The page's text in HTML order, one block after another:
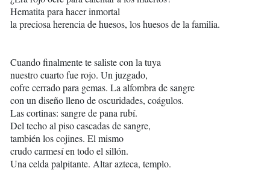
Hematita para hacer inmortal
la preciosa herencia de huesos, los huesos de la familia.
Cuando finalmente te saliste con la tuya
nuestro cuarto fue rojo. Un juzgado,
cofre cerrado para gemas. La alfombra de sangre
con un diseño lleno de oscuridades, coágulos.
Las cortinas: sangre de pana rubí.
Del techo al piso cascadas de sangre,
también los cojines. El mismo
crudo carmesí en todo el sillón.
Una celda palpitante. Altar azteca, templo.